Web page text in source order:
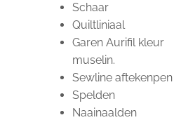
Schaar
Quiltliniaal
Garen Aurifil kleur
muselin.
Sewline aftekenpen
Spelden
Naainaalden